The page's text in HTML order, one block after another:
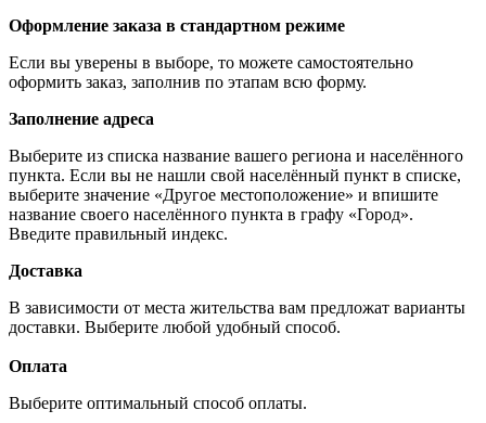
Оформление заказа в стандартном режиме
Если вы уверены в выборе, то можете самостоятельно
оформить заказ, заполнив по этапам всю форму.
Заполнение адреса
Выберите из списка название вашего региона и населённого
пункта. Если вы не нашли свой населённый пункт в списке,
выберите значение «Другое местоположение» и впишите
название своего населённого пункта в графу «Город».
Введите правильный индекс.
Доставка
В зависимости от места жительства вам предложат варианты
доставки. Выберите любой удобный способ.
Оплата
Выберите оптимальный способ оплаты.